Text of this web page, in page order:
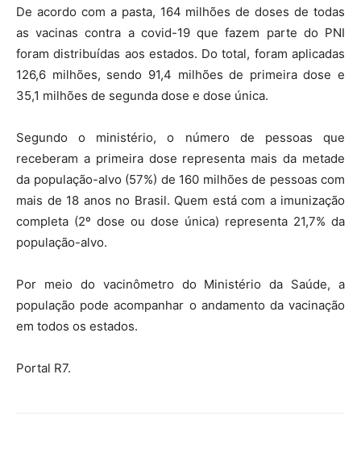
De acordo com a pasta, 164 milhões de doses de todas
as vacinas contra a covid-19 que fazem parte do PNI
foram distribuídas aos estados. Do total, foram aplicadas
126,6 milhões, sendo 91,4 milhões de primeira dose e
35,1 milhões de segunda dose e dose única.
Segundo o ministério, o número de pessoas que
receberam a primeira dose representa mais da metade
da população-alvo (57%) de 160 milhões de pessoas com
mais de 18 anos no Brasil. Quem está com a imunização
completa (2º dose ou dose única) representa 21,7% da
população-alvo.
Por meio do vacinômetro do Ministério da Saúde, a
população pode acompanhar o andamento da vacinação
em todos os estados.
Portal R7.